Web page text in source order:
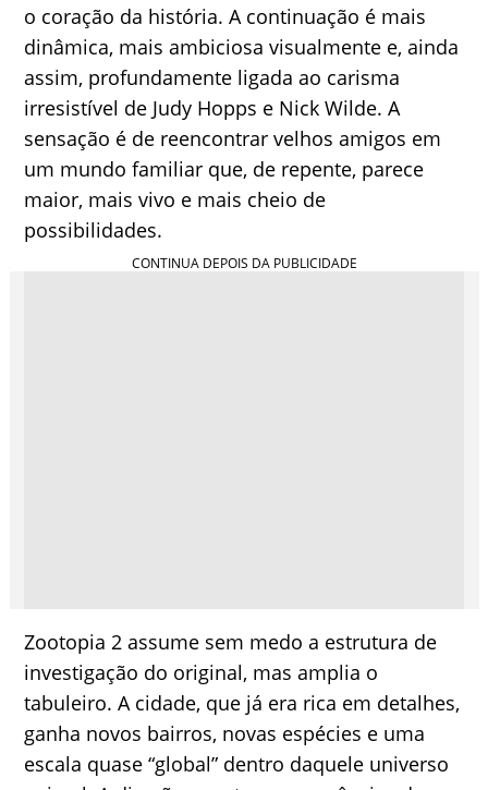
o coração da história. A continuação é mais
dinâmica, mais ambiciosa visualmente e, ainda
assim, profundamente ligada ao carisma
irresistível de Judy Hopps e Nick Wilde. A
sensação é de reencontrar velhos amigos em
um mundo familiar que, de repente, parece
maior, mais vivo e mais cheio de
possibilidades.
Zootopia 2 assume sem medo a estrutura de
investigação do original, mas amplia o
tabuleiro. A cidade, que já era rica em detalhes,
ganha novos bairros, novas espécies e uma
escala quase “global” dentro daquele universo